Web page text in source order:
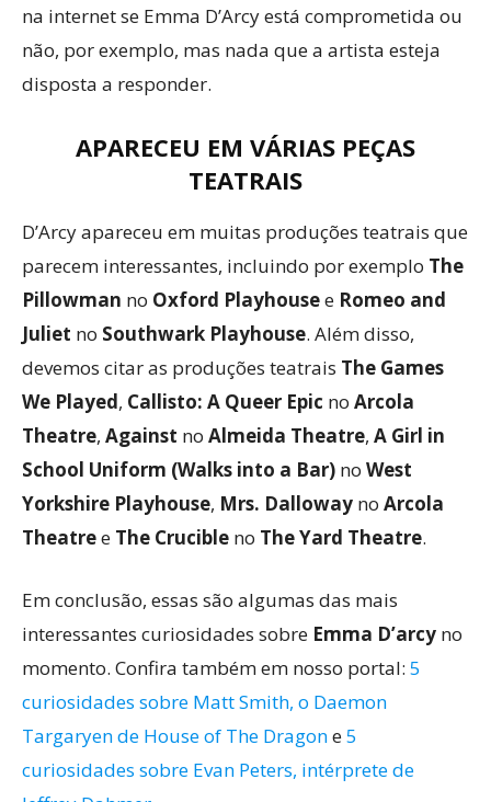
na internet se Emma D’Arcy está comprometida ou
não, por exemplo, mas nada que a artista esteja
disposta a responder.
APARECEU EM VÁRIAS PEÇAS
TEATRAIS
D’Arcy apareceu em muitas produções teatrais que
parecem interessantes, incluindo por exemplo The
Pillowman no Oxford Playhousee Romeo and
Juliet no Southwark Playhouse. Além disso,
devemos citar as produções teatrais The Games
We Played, Callisto: A Queer Epic no Arcola
Theatre, Against no Almeida Theatre, A Girl in
School Uniform (Walks into a Bar) no West
Yorkshire Playhouse, Mrs. Dalloway no Arcola
Theatree The Crucible no The Yard Theatre.
Em conclusão, essas são algumas das mais
interessantes curiosidades sobre Emma D’arcy no
momento. Confira também em nosso portal: 5
curiosidades sobre Matt Smith, o Daemon
Targaryen de House of The Dragone5
curiosidades sobre Evan Peters, intérprete de